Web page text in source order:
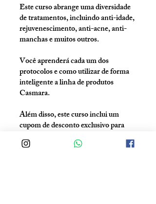
Este curso abrange uma diversidade
de tratamentos, incluindo anti-idade,
rejuvenescimento, anti-acne, anti-
manchas e muitos outros.
Você aprenderá cada um dos
protocolos e como utilizar de forma
inteligente a linha de produtos
Casmara.
Além disso, este curso inclui um
cupom de desconto exclusivo para
que nossas alunas possam adquirir os
produtos online.